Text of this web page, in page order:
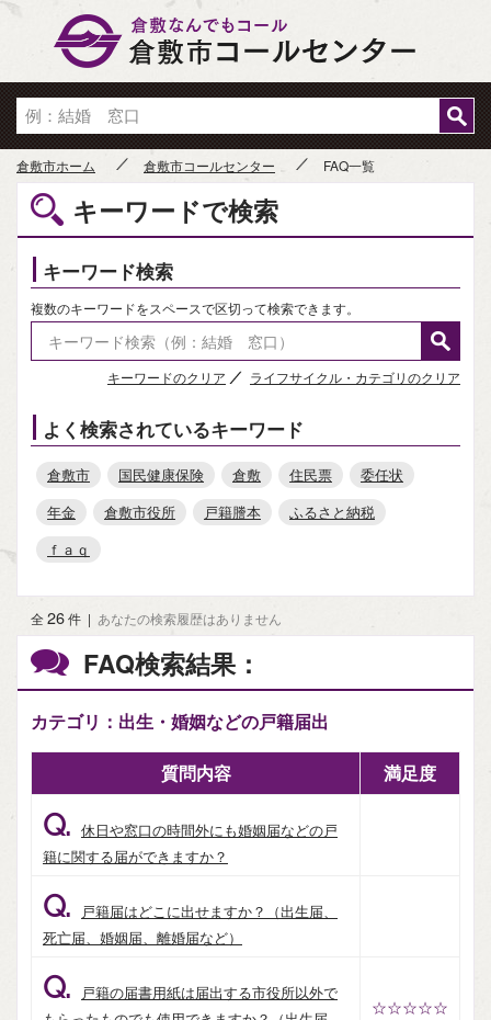
倉敷市ホーム 倉敷市コールセンター FAQ一覧
キーワードで検索
キーワード検索
複数のキーワードをスペースで区切って検索できます。
キーワードのクリア ライフサイクル・カテゴリのクリア
よく検索されているキーワード
倉敷市 国民健康保険 倉敷 住民票
委任状
年金
倉敷市役所 戸籍謄本
ふるさと納税
ｆａｑ
FAQ検索結果：
カテゴリ：出生・婚姻などの戸籍届出
全26件 | あなたの検索履歴はありません
質問内容 満足度
Q. 休日や窓口の時間外にも婚姻届などの戸
籍に関する届ができますか？
Q.
戸籍届はどこに出せますか？（出生届、
死亡届、婚姻届、離婚届など）
Q.
戸籍の届書用紙は届出する市役所以外で
☆☆☆☆☆